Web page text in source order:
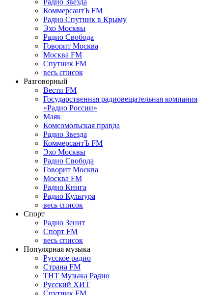
КоммерсантЪ FM
Радио Спутник в Крыму
Эхо Москвы
Радио Свобода
Говорит Москва
Москва FM
Спутник FM
весь список
Разговорный
Вести FM
Государственная радиовещательная компания
«Радио России»
Маяк
Комсомольская правда
Радио Звезда
КоммерсантЪ FM
Эхо Москвы
Радио Свобода
Говорит Москва
Москва FM
Радио Книга
Радио Культура
весь список
Спорт
Радио Зенит
Спорт FM
весь список
Популярная музыка
Русское радио
Страна FM
ТНТ Музыка Радио
Русский ХИТ
Спутник FM